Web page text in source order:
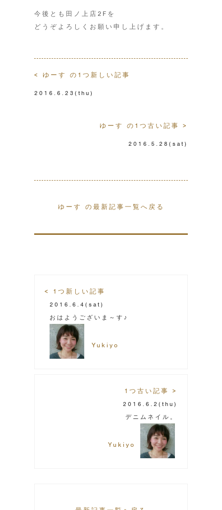
今後とも田ノ上店2Fを
どうぞよろしくお願い申し上げます。
< ゆーす の1つ新しい記事
2016.6.23 (thu)
ゆーす の1つ古い記事 >
2016.5.28 (sat)
ゆーす の最新記事一覧へ戻る
< 1つ新しい記事
2016.6.4 (sat)
おはようございま～す♪
Yukiyo
1つ古い記事 >
2016.6.2 (thu)
デニムネイル。
Yukiyo